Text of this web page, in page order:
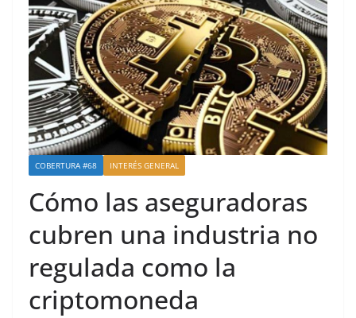
COBERTURA #68 INTERÉS GENERAL
Cómo las aseguradoras
cubren una industria no
regulada como la
criptomoneda